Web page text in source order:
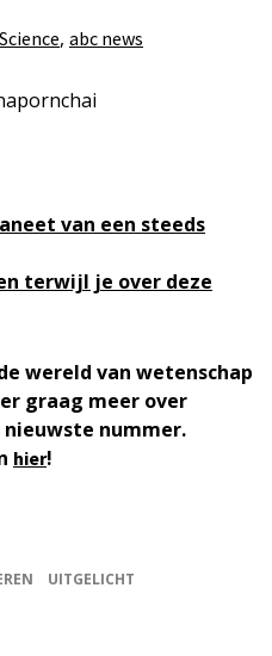
, abc news
van een steeds
terwijl je over deze
wereld van wetenschap
graag meer over
nieuwste nummer.
hier!
UITGELICHT